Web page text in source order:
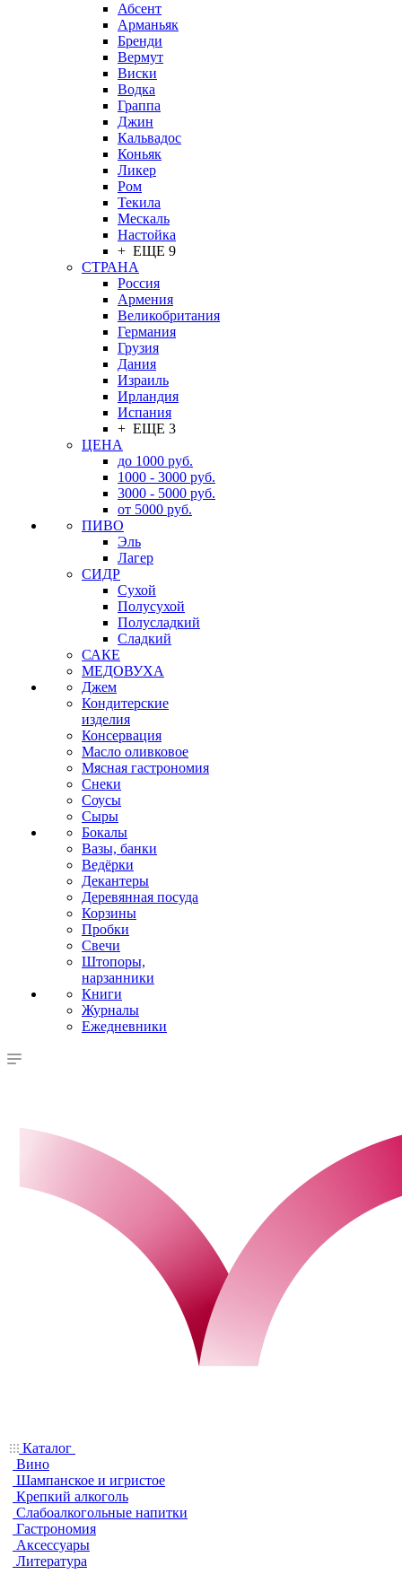
Абсент
Арманьяк
Бренди
Вермут
Виски
Водка
Граппа
Джин
Кальвадос
Коньяк
Ликер
Ром
Текила
Мескаль
Настойка
+ ЕЩЕ 9
СТРАНА
Россия
Армения
Великобритания
Германия
Грузия
Дания
Израиль
Ирландия
Испания
+ ЕЩЕ 3
ЦЕНА
до 1000 руб.
1000 - 3000 руб.
3000 - 5000 руб.
от 5000 руб.
ПИВО
Эль
Лагер
СИДР
Сухой
Полусухой
Полусладкий
Сладкий
САКЕ
МЕДОВУХА
Джем
Кондитерские
изделия
Консервация
Масло оливковое
Мясная гастрономия
Снеки
Соусы
Сыры
Бокалы
Вазы, банки
Ведёрки
Декантеры
Деревянная посуда
Корзины
Пробки
Свечи
Штопоры,
нарзанники
Книги
Журналы
Ежедневники
Каталог
Вино
Шампанское и игристое
Крепкий алкоголь
Слабоалкогольные напитки
Гастрономия
Аксессуары
Литература